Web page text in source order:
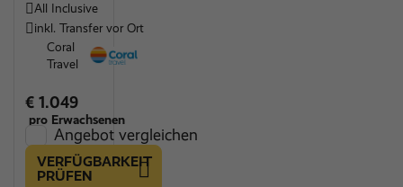
All Inclusive
inkl. Transfer vor Ort
Coral
Travel
€ 1.049
pro Erwachsenen
Angebot vergleichen
VERFÜGBARKEIT
PRÜFEN